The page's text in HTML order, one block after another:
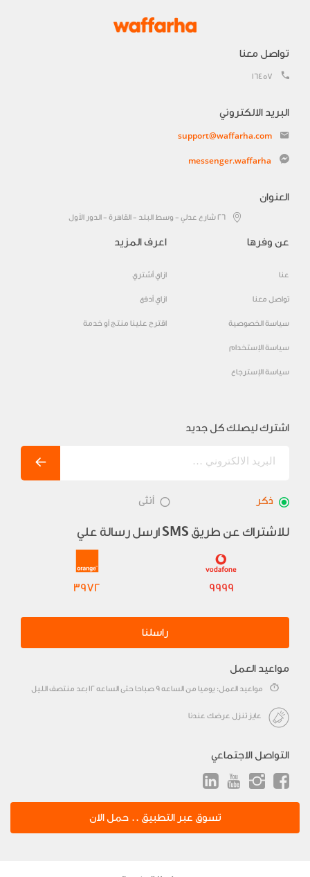
تواصل معنا
16457
البريد الالكتروني
support@waffarha.com
messenger.waffarha
العنوان
٢٦ شارع عدلي - وسط البلد - القاهرة - الدور الأول
عن وفرها
عنا
تواصل معنا
سياسة الخصوصية
سياسة الإستخدام
سياسة الإسترجاع
اعرف المزيد
ازاي أشتري
ازاي أدفع
اقترح علينا منتج أو خدمة
اشترك ليصلك كل جديد
ذكر أنثى
للاشتراك عن طريق SMS ارسل رسالة علي
9999
3972
راسلنا
مواعيد العمل
مواعيد العمل: يوميا من الساعه 9 صباحا حتى الساعه 12 بعد منتصف الليل
عايز تنزل عرضك عندنا
التواصل الاجتماعي
تسوق عبر التطبيق .. حمل الان